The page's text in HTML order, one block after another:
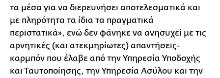
τα μέσα για να διερευνήσει αποτελεσματικά και
με πληρότητα τα ίδια τα πραγματικά
περιστατικά», ενώ δεν φάνηκε να ανησυχεί με τις
αρνητικές (και ατεκμηρίωτες) απαντήσεις-
καρμπόν που έλαβε από την Υπηρεσία Υποδοχής
και Ταυτοποίησης, την Υπηρεσία Ασύλου και την